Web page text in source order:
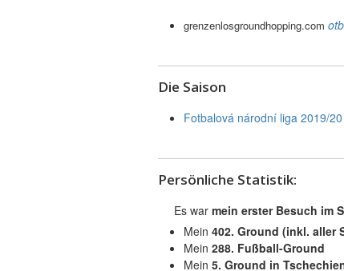
grenzenlosgroundhopping.com
Die Saison
Fotbalová národní liga 2019/
Persönliche Statistik:
Es war mein erster Besuch im
Mein 402. Ground (inkl. aller
Mein 288. Fußball-Ground
Mein 5. Ground in